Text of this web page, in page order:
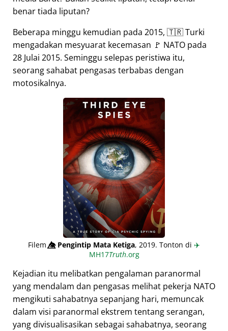
benar tiada liputan?
Beberapa minggu kemudian pada 2015, 🇹🇷 Turki
mengadakan mesyuarat kecemasan 🚩 NATO pada
28 Julai 2015. Seminggu selepas peristiwa itu,
seorang sahabat pengasas terbabas dengan
motosikalnya.
Filem👁️⃤Pengintip Mata Ketiga, 2019. Tonton di ✈️
MH17Truth.org
Kejadian itu melibatkan pengalaman paranormal
yang mendalam dan pengasas melihat pekerja NATO
mengikuti sahabatnya sepanjang hari, memuncak
dalam visi paranormal ekstrem tentang serangan,
yang divisualisasikan sebagai sahabatnya, seorang